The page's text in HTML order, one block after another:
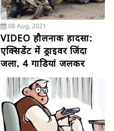
08 Aug, 2021
VIDEO हौलनाक हादसा:
एक्सिडेंट में ड्राइवर जिंदा
जला, 4 गाड़ियां जलकर
खाक